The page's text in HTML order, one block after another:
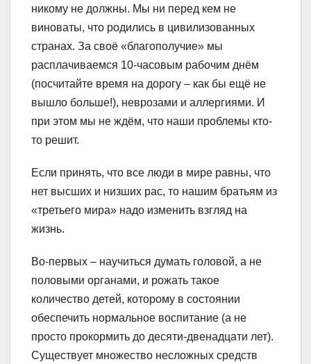
никому не должны. Мы ни перед кем не
виноваты, что родились в цивилизованных
странах. За своё «благополучие» мы
расплачиваемся 10-часовым рабочим днём
(посчитайте время на дорогу – как бы ещё не
вышло больше!), неврозами и аллергиями. И
при этом мы не ждём, что наши проблемы кто-
то решит.
Если принять, что все люди в мире равны, что
нет высших и низших рас, то нашим братьям из
«третьего мира» надо изменить взгляд на
жизнь.
Во-первых – научиться думать головой, а не
половыми органами, и рожать такое
количество детей, которому в состоянии
обеспечить нормальное воспитание (а не
просто прокормить до десяти-двенадцати лет).
Существует множество несложных средств